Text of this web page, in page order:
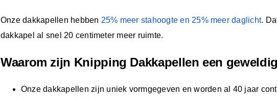
Onze dakkapellen hebben 25% meer stahoogte en 25% meer daglicht.
dakkapel al snel 20 centimeter meer ruimte.
Waarom zijn Knipping Dakkapellen een
Onze dakkapellen zijn uniek vormgegeven en worden al 40 jaar